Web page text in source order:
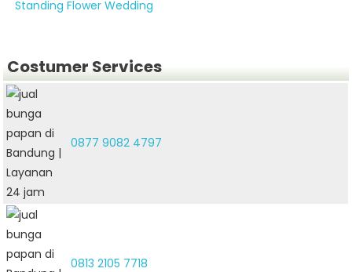
Standing Flower Wedding
Costumer Services
0877 9082 4797
0813 2105 7718